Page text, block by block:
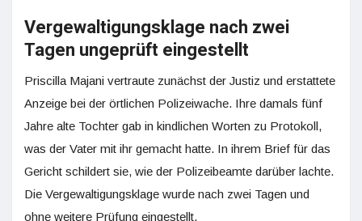
Vergewaltigungsklage nach zwei
Tagen ungeprüft eingestellt
Priscilla Majani vertraute zunächst der Justiz und erstattete
Anzeige bei der örtlichen Polizeiwache. Ihre damals fünf
Jahre alte Tochter gab in kindlichen Worten zu Protokoll,
was der Vater mit ihr gemacht hatte. In ihrem Brief für das
Gericht schildert sie, wie der Polizeibeamte darüber lachte.
Die Vergewaltigungsklage wurde nach zwei Tagen und
ohne weitere Prüfung eingestellt.